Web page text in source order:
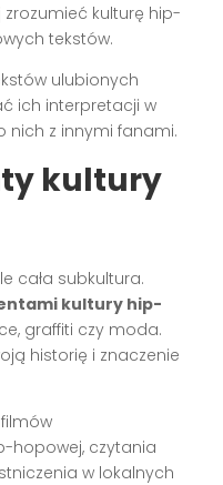
zrozumieć kulturę hip-
tekstów.
ulubionych
ich interpretacji w
nich z innymi fanami.
kultury
cała subkultura.
kultury hip-
graffiti czy moda.
historię i znaczenie
hopowej, czytania
w lokalnych